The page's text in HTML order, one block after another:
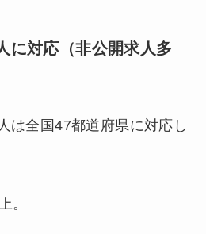
に対応（非公開求人多
は全国47都道府県に対応し
。